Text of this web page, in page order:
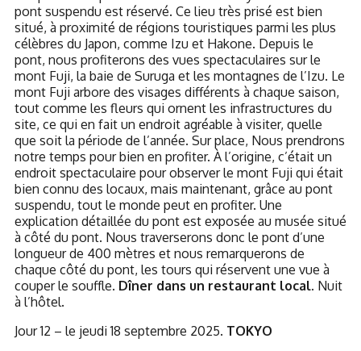
pont suspendu est réservé. Ce lieu très prisé est bien
situé, à proximité de régions touristiques parmi les plus
célèbres du Japon, comme Izu et Hakone. Depuis le
pont, nous profiterons des vues spectaculaires sur le
mont Fuji, la baie de Suruga et les montagnes de l’Izu. Le
mont Fuji arbore des visages différents à chaque saison,
tout comme les fleurs qui ornent les infrastructures du
site, ce qui en fait un endroit agréable à visiter, quelle
que soit la période de l’année. Sur place, Nous prendrons
notre temps pour bien en profiter. À l’origine, c’était un
endroit spectaculaire pour observer le mont Fuji qui était
bien connu des locaux, mais maintenant, grâce au pont
suspendu, tout le monde peut en profiter. Une
explication détaillée du pont est exposée au musée situé
à côté du pont. Nous traverserons donc le pont d’une
longueur de 400 mètres et nous remarquerons de
chaque côté du pont, les tours qui réservent une vue à
couper le souffle. Dîner dans un restaurant local. Nuit
à l’hôtel.
Jour 12 – le jeudi 18 septembre 2025. TOKYO